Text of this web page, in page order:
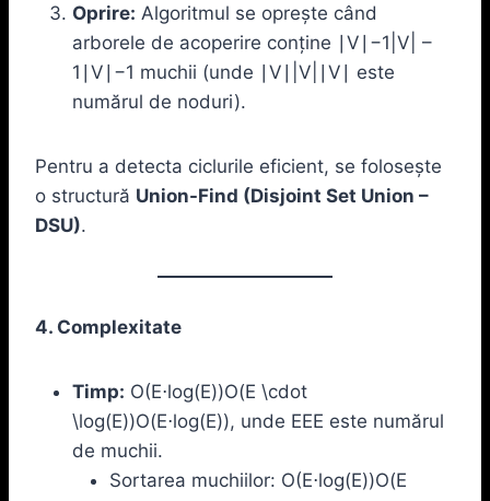
Oprire: Algoritmul se oprește când
arborele de acoperire conține ∣V∣−1|V| –
1∣V∣−1 muchii (unde ∣V∣|V|∣V∣ este
numărul de noduri).
Pentru a detecta ciclurile eficient, se folosește
o structură Union-Find (Disjoint Set Union –
DSU).
4. Complexitate
Timp: O(E⋅log⁡(E))O(E \cdot
\log(E))O(E⋅log(E)), unde EEE este numărul
de muchii.
Sortarea muchiilor: O(E⋅log⁡(E))O(E